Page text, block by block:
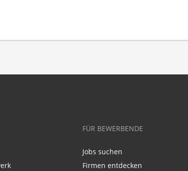
FÜR BEWERBENDE
Jobs suchen
Firmen entdecken